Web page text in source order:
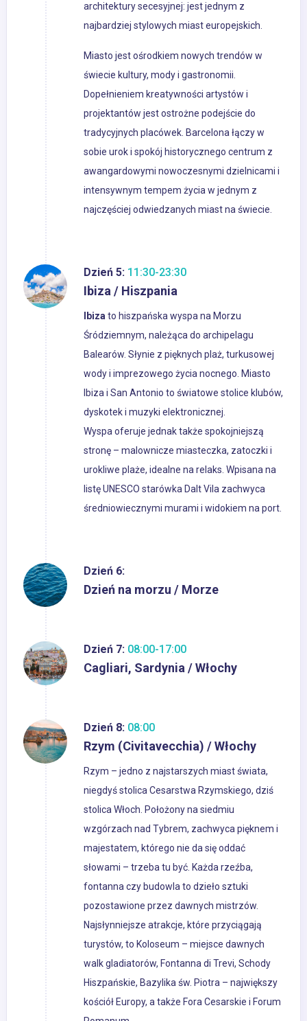
architektury secesyjnej: jest jednym z
najbardziej stylowych miast europejskich.
Miasto jest ośrodkiem nowych trendów w
świecie kultury, mody i gastronomii.
Dopełnieniem kreatywności artystów i
projektantów jest ostrożne podejście do
tradycyjnych placówek. Barcelona łączy w
sobie urok i spokój historycznego centrum z
awangardowymi nowoczesnymi dzielnicami i
intensywnym tempem życia w jednym z
najczęściej odwiedzanych miast na świecie.
Dzień 5: 11:30-23:30
Ibiza / Hiszpania
Ibizato hiszpańska wyspa na Morzu
Śródziemnym, należąca do archipelagu
Balearów. Słynie z pięknych plaż, turkusowej
wody i imprezowego życia nocnego. Miasto
Ibiza i San Antonio to światowe stolice klubów,
dyskotek i muzyki elektronicznej.
Wyspa oferuje jednak także spokojniejszą
stronę – malownicze miasteczka, zatoczki i
urokliwe plaże, idealne na relaks. Wpisana na
listę UNESCO starówka Dalt Vila zachwyca
średniowiecznymi murami i widokiem na port.
Dzień 6:
Dzień na morzu / Morze
Dzień 7: 08:00-17:00
Cagliari, Sardynia / Włochy
Dzień 8: 08:00
Rzym (Civitavecchia) / Włochy
Rzym – jedno z najstarszych miast świata,
niegdyś stolica Cesarstwa Rzymskiego, dziś
stolica Włoch. Położony na siedmiu
wzgórzach nad Tybrem, zachwyca pięknem i
majestatem, którego nie da się oddać
słowami – trzeba tu być. Każda rzeźba,
fontanna czy budowla to dzieło sztuki
pozostawione przez dawnych mistrzów.
Najsłynniejsze atrakcje, które przyciągają
turystów, to Koloseum – miejsce dawnych
walk gladiatorów, Fontanna di Trevi, Schody
Hiszpańskie, Bazylika św. Piotra – największy
kościół Europy, a także Fora Cesarskie i Forum